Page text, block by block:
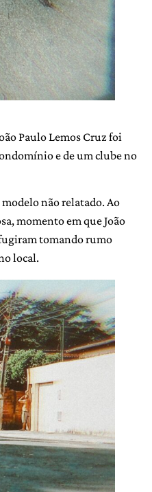
Paulo Lemos Cruz foi
e de um clube no
não relatado. Ao
momento em que João
tomando rumo
local.